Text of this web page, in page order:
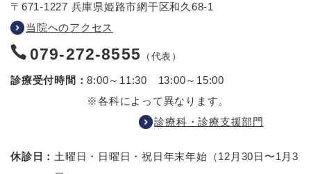
〒671-1227 兵庫県姫路市網干区和久68-1
当院へのアクセス
079-272-8555 （代表）
診療受付時間：8:00～11:30 13:00～15:00
※各科によって異なります。
診療科・診療支援部門
休診日： 土曜日・日曜日・祝日年末年始（12月30日〜1月3